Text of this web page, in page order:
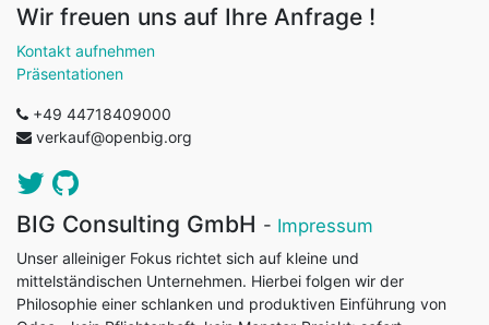
Wir freuen uns auf Ihre Anfrage !
Kontakt aufnehmen
Präsentationen
+49 44718409000
verkauf@openbig.org
BIG Consulting GmbH - Impressum
Unser alleiniger Fokus richtet sich auf kleine und
mittelständischen Unternehmen. Hierbei folgen wir der
Philosophie einer schlanken und produktiven Einführung von